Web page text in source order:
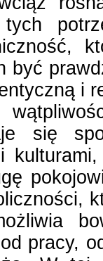
tych
być
i
się
pracy,